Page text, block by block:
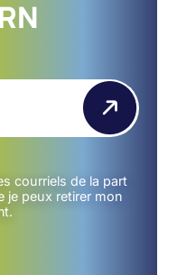
courriels de la part
je peux retirer mon